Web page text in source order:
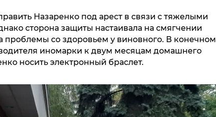
Назаренко под арест в связи с тяжелыми
сторона защиты настаивала на смягчении
проблемы со здоровьем у виновного. В конечном
иномарки к двум месяцам домашнего
носить электронный браслет.